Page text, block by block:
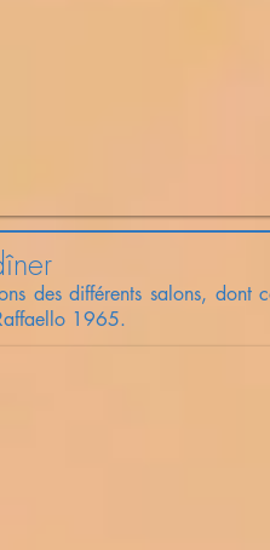
des différents salons,
1965.